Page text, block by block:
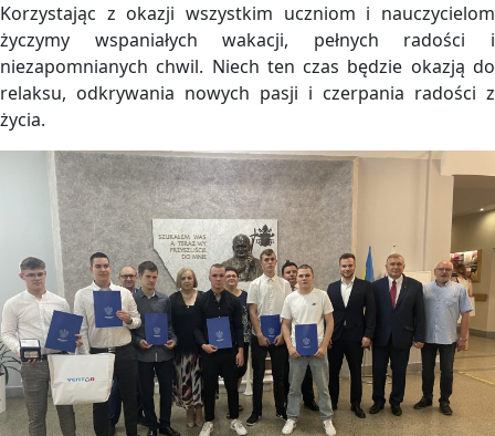
Korzystając z okazji wszystkim uczniom i nauczycielom
życzymy wspaniałych wakacji, pełnych radości i
niezapomnianych chwil. Niech ten czas będzie okazją do
relaksu, odkrywania nowych pasji i czerpania radości z
życia.